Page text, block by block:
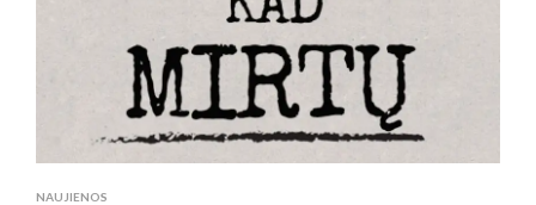
NAUJIENOS